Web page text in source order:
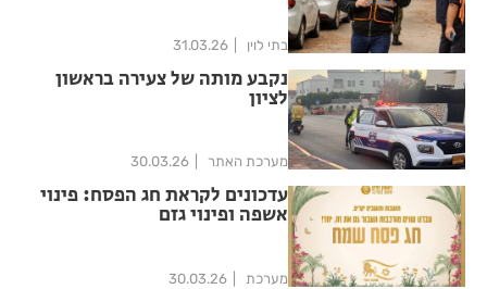
בתי לוין 31.03.26
נקבע מותה של צעירה בראשון
לציון
מערכת האתר 30.03.26
עדכונים לקראת חג הפסח: פינוי
אשפה ופינוי גזם
מערכת 30.03.26